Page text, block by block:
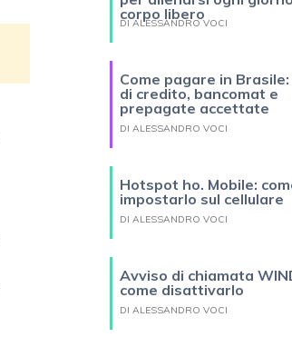
corpo libero
DI ALESSANDRO VOCI
Come pagare in
di credito, bancomat e
prepagate accettate
DI ALESSANDRO VOCI
Hotspot ho. Mobile:
impostarlo sul cellulare
DI ALESSANDRO VOCI
Avviso di chiamata
come disattivarlo
DI ALESSANDRO VOCI